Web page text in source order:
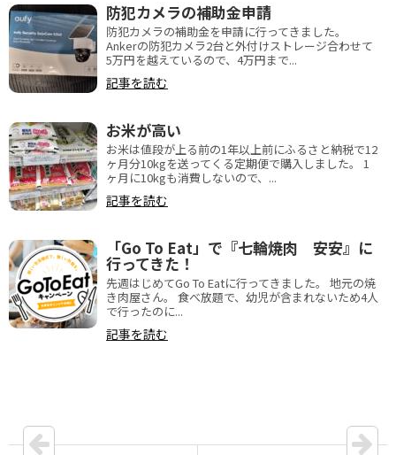
防犯カメラの補助金申請
防犯カメラの補助金を申請に行ってきました。
Ankerの防犯カメラ2台と外付けストレージ合わせて
5万円を越えているので、4万円まで...
記事を読む
お米が高い
お米は値段が上る前の1年以上前にふるさと納税で12
ヶ月分10kgを送ってくる定期便で購入しました。 1
ヶ月に10kgも消費しないので、...
記事を読む
「Go To Eat」で『七輪焼肉 安安』に
行ってきた！
先週はじめてGo To Eatに行ってきました。 地元の焼
き肉屋さん。 食べ放題で、幼児が含まれないため4人
で行ったのに...
記事を読む